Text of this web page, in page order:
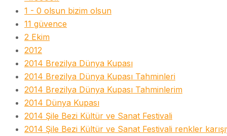
1 - 0 olsun bizim olsun
11 güvence
2 Ekim
2012
2014 Brezilya Dünya Kupası
2014 Brezilya Dünya Kupası Tahminleri
2014 Brezilya Dünya Kupası Tahminlerim
2014 Dünya Kupası
2014 Şile Bezi Kültür ve Sanat Festivali
2014 Şile Bezi Kültür ve Sanat Festivali renkler